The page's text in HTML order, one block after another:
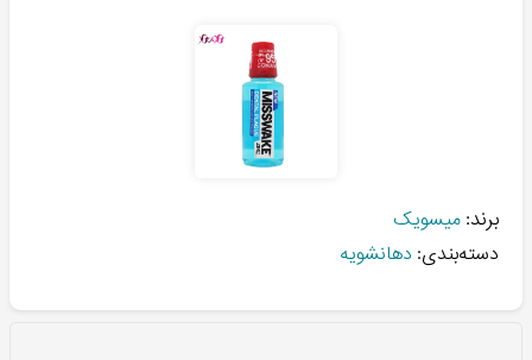
برند: میسویک
دسته‌بندی: دهانشویه